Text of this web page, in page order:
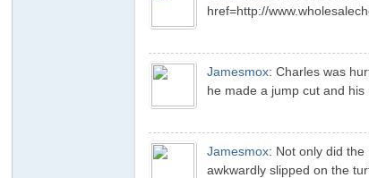
href=http://
Jamesmox:Charles was
he made a jump cut and his
Jamesmox: Not only did
awkwardly slipped on the